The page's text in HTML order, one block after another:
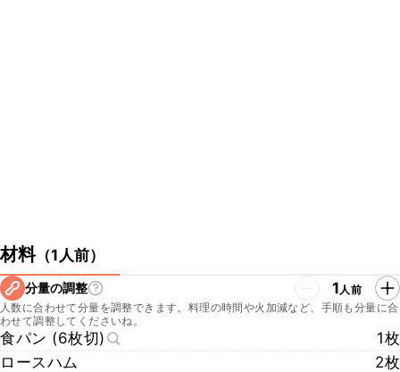
材料（1人前）
分量の調整 1人前
人数に合わせて分量を調整できます。料理の時間や火加減など、手順も分量に合
わせて調整してくださいね。
食パン (6枚切)
1枚
ロースハム
2枚